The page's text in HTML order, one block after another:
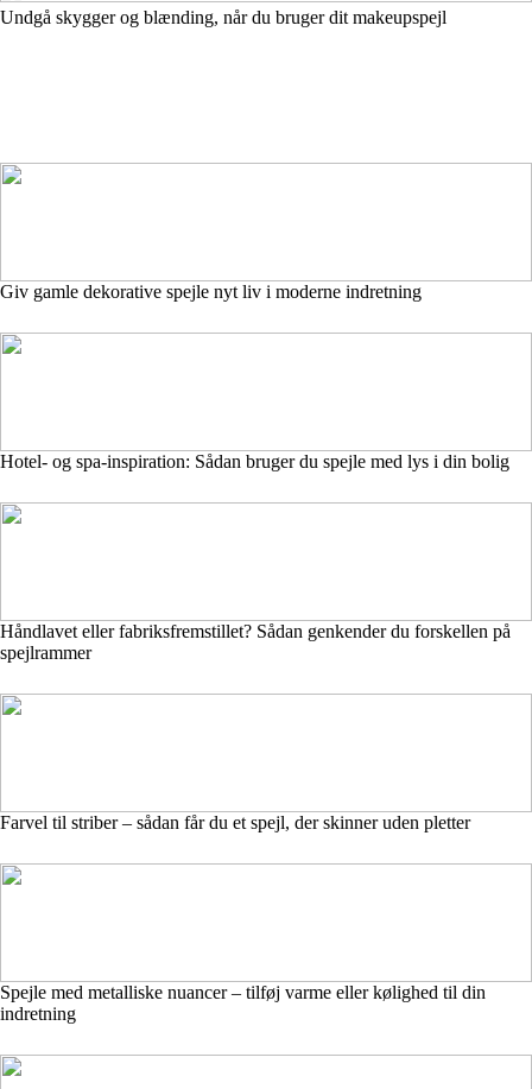
Undgå skygger og blænding, når du bruger dit makeupspejl
Giv gamle dekorative spejle nyt liv i moderne indretning
Hotel- og spa-inspiration: Sådan bruger du spejle med lys i din bolig
Håndlavet eller fabriksfremstillet? Sådan genkender du forskellen på
spejlrammer
Farvel til striber – sådan får du et spejl, der skinner uden pletter
Spejle med metalliske nuancer – tilføj varme eller kølighed til din
indretning